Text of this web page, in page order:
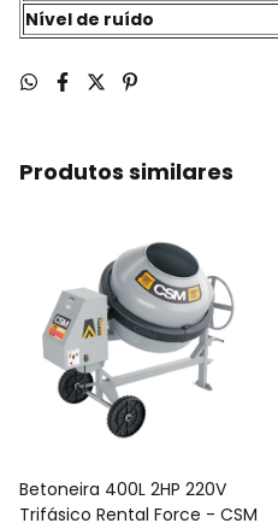
Nível de ruído
Produtos similares
Betoneira 400L 2HP 220V
Trifásico Rental Force - CSM